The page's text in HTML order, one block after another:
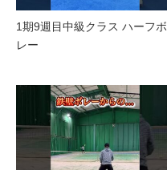
1期9週目中級クラス ハーフボ
レー